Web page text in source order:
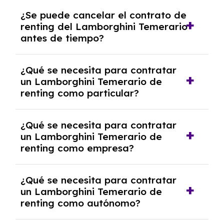
tendrás que pagar ningún tipo de entrada
salvo en casos que lo exija el proveedor
debido al resultado del estudio de viabilidad
económica.
¿Se puede cancelar el contrato de
renting del Lamborghini Temerario
antes de tiempo?
pero puede haber penalizaciones por
cancelación anticipada. Es importante revisar
las condiciones del contrato y hablar con un
experto que te asesore.
¿Qué se necesita para contratar
un Lamborghini Temerario de
renting como particular?
y, en algunos casos, una consulta de solvencia
crediticia y un pago inicial.
¿Qué se necesita para contratar
un Lamborghini Temerario de
renting como empresa?
documentación financiera y, en algunos
casos, un informe de solvencia de la empresa
y un pago inicial.
¿Qué se necesita para contratar
un Lamborghini Temerario de
renting como autónomo?